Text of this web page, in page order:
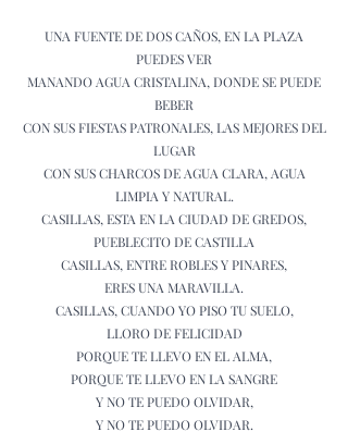
UNA FUENTE DE DOS CAÑOS, EN LA PLAZA
PUEDES VER
MANANDO AGUA CRISTALINA, DONDE SE PUEDE
BEBER
CON SUS FIESTAS PATRONALES, LAS MEJORES DEL
LUGAR
CON SUS CHARCOS DE AGUA CLARA, AGUA
LIMPIA Y NATURAL.
CASILLAS, ESTA EN LA CIUDAD DE GREDOS,
PUEBLECITO DE CASTILLA
CASILLAS, ENTRE ROBLES Y PINARES,
ERES UNA MARAVILLA.
CASILLAS, CUANDO YO PISO TU SUELO,
LLORO DE FELICIDAD
PORQUE TE LLEVO EN EL ALMA,
PORQUE TE LLEVO EN LA SANGRE
Y NO TE PUEDO OLVIDAR,
Y NO TE PUEDO OLVIDAR.